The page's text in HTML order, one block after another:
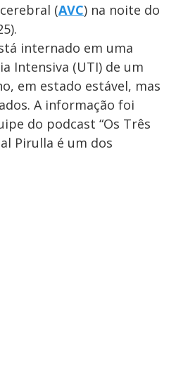
(AVC) na noite do
internado em uma
Intensiva (UTI) de um
em estado estável, mas
A informação foi
do podcast “Os Três
Pirulla é um dos